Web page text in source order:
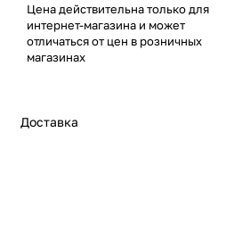
Цена действительна только для
интернет-магазина и может
отличаться от цен в розничных
магазинах
Доставка